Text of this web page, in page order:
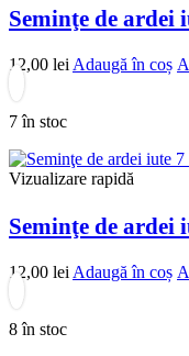
Seminţe de
12,00 lei Adaugă în coș
7 în stoc
Vizualizare rapidă
Seminţe de ardei
12,00 lei Adaugă în coș
8 în stoc